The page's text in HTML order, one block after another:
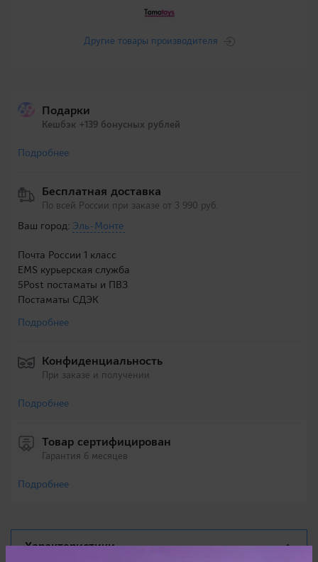
Другие товары производителя
Подарки
Кешбэк +139 бонусных рублей
Подробнее
Бесплатная доставка
По всей России при заказе от 3 990 руб.
Ваш город: Эль-Монте
Почта России 1 класс
EMS курьерская служба
5Post постаматы и ПВЗ
Постаматы СДЭК
Подробнее
Конфиденциальность
При заказе и получении
Подробнее
Товар сертифицирован
Гарантия 6 месяцев
Подробнее
Характеристики